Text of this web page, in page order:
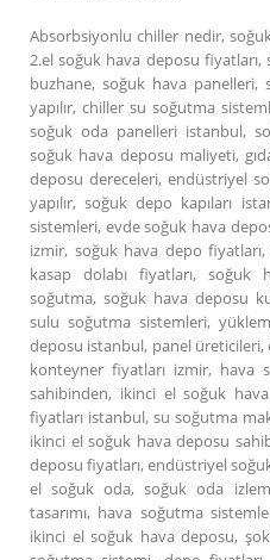
Absorbsiyonlu chiller nedir,
2.el soğuk hava deposu
buzhane, soğuk hava panelleri,
yapılır, chiller su soğutma
soğuk oda panelleri istanbul,
soğuk hava deposu maliyeti,
deposu dereceleri, endüstriyel
yapılır, soğuk depo kapıları
sistemleri, evde soğuk hava
izmir, soğuk hava depo
kasap dolabı fiyatları, soğuk
soğutma, soğuk hava deposu
sulu soğutma sistemleri,
deposu istanbul, panel
konteyner fiyatları izmir, hava
sahibinden, ikinci el soğuk
fiyatları istanbul, su soğutma
ikinci el soğuk hava deposu
deposu fiyatları, endüstriyel
el soğuk oda, soğuk oda
tasarımı, hava soğutma
ikinci el soğuk hava deposu,